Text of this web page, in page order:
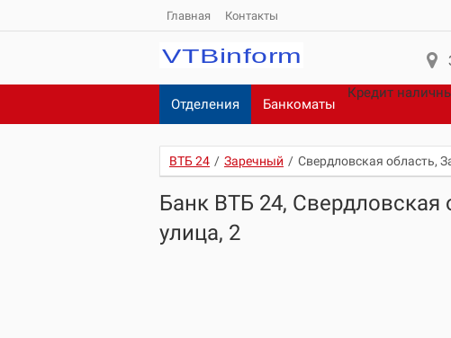
Главная Контакты
Отделения Банкоматы
Кредит
ВТБ 24 / Заречный / Свердловская область,
Банк ВТБ 24, Свердловская
улица, 2